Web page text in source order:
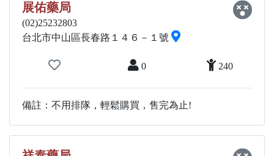
展佑藥局
(02)25232803
台北市中山區長春路１４６－１號
0 240
備註：不用排隊，輕鬆購買，售完為止!